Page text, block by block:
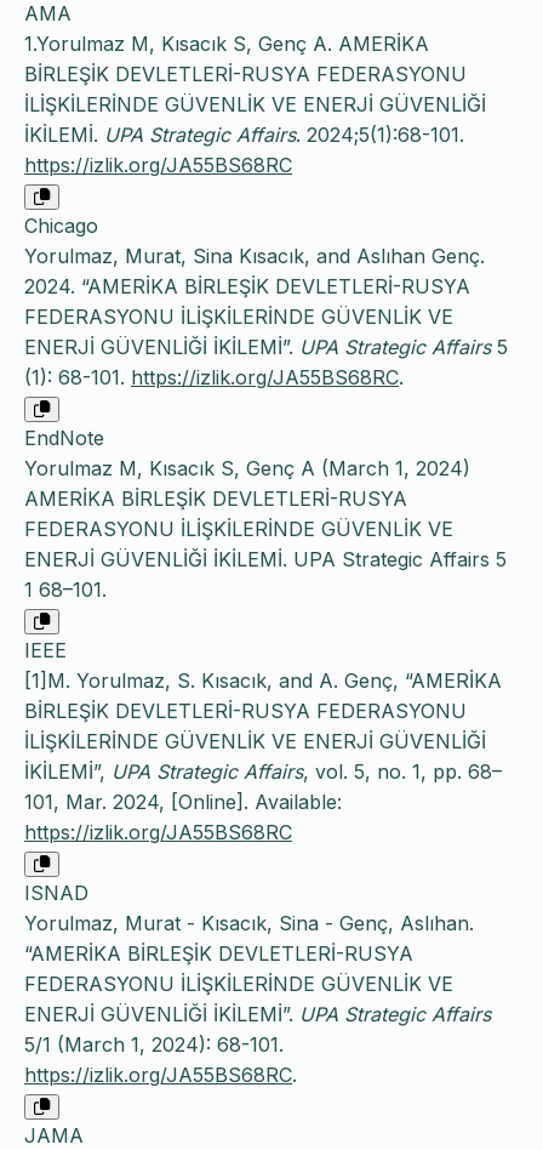
AMA
1.Yorulmaz M, Kısacık S, Genç A. AMERİKA
BİRLEŞİK DEVLETLERİ-RUSYA FEDERASYONU
İLİŞKİLERİNDE GÜVENLİK VE ENERJİ GÜVENLİĞİ
İKİLEMİ. UPA Strategic Affairs. 2024;5(1):68-101.
https://izlik.org/JA55BS68RC
Chicago
Yorulmaz, Murat, Sina Kısacık, and Aslıhan Genç.
2024. “AMERİKA BİRLEŞİK DEVLETLERİ-RUSYA
FEDERASYONU İLİŞKİLERİNDE GÜVENLİK VE
ENERJİ GÜVENLİĞİ İKİLEMİ”. UPA Strategic Affairs5
(1): 68-101. https://izlik.org/JA55BS68RC.
EndNote
Yorulmaz M, Kısacık S, Genç A (March 1, 2024)
AMERİKA BİRLEŞİK DEVLETLERİ-RUSYA
FEDERASYONU İLİŞKİLERİNDE GÜVENLİK VE
ENERJİ GÜVENLİĞİ İKİLEMİ. UPA Strategic Affairs 5
1 68–101.
IEEE
[1]M. Yorulmaz, S. Kısacık, and A. Genç, “AMERİKA
BİRLEŞİK DEVLETLERİ-RUSYA FEDERASYONU
İLİŞKİLERİNDE GÜVENLİK VE ENERJİ GÜVENLİĞİ
İKİLEMİ”, UPA Strategic Affairs, vol. 5, no. 1, pp. 68–
101, Mar. 2024, [Online]. Available:
https://izlik.org/JA55BS68RC
ISNAD
Yorulmaz, Murat - Kısacık, Sina - Genç, Aslıhan.
“AMERİKA BİRLEŞİK DEVLETLERİ-RUSYA
FEDERASYONU İLİŞKİLERİNDE GÜVENLİK VE
ENERJİ GÜVENLİĞİ İKİLEMİ”. UPA Strategic Affairs
5/1 (March 1, 2024): 68-101.
https://izlik.org/JA55BS68RC.
JAMA